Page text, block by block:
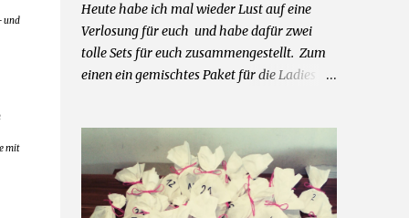
und
mit
Heute habe ich mal wieder Lust auf eine
Verlosung für euch und habe dafür zwei
tolle Sets für euch zusammengestellt. Zum
einen ein gemischtes Paket für die Ladies
Leicke und allerhand weiteren feinen
Beautyprodukten. Und zum anderen für die
Herren der Schöpfung ein Mexx Parfum und
Duschgel Set, Touchscreen Handschuhe,